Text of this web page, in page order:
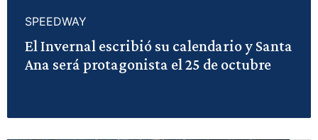
SPEEDWAY
El Invernal escribió su calendario y Santa
Ana será protagonista el 25 de octubre